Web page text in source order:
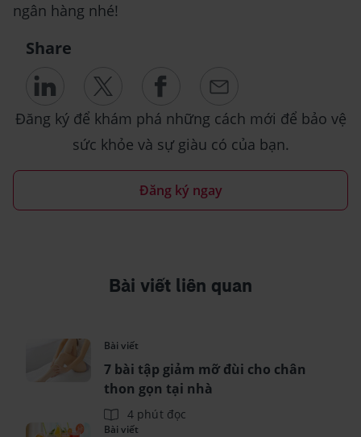
ngân hàng nhé!
Share
Đăng ký để khám phá những cách mới để bảo vệ
sức khỏe và sự giàu có của bạn.
Đăng ký ngay
Bài viết liên quan
Bài viết
7 bài tập giảm mỡ đùi cho chân
thon gọn tại nhà
4 phút đọc
Bài viết